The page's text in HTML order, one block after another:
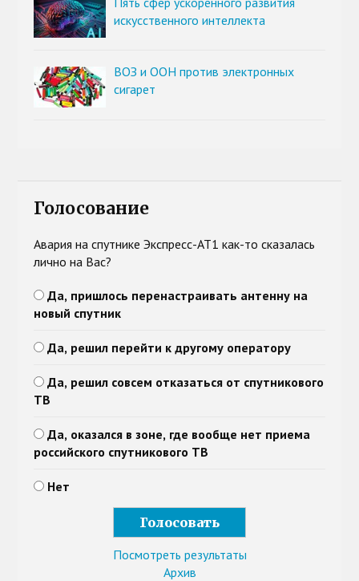
искусственного интеллекта
ВОЗ и ООН против электронных
сигарет
Голосование
Авария на спутнике Экспресс-АТ1 как-то сказалась
лично на Вас?
Да, пришлось перенастраивать антенну на
новый спутник
Да, решил перейти к другому оператору
Да, решил совсем отказаться от спутникового
ТВ
Да, оказался в зоне, где вообще нет приема
российского спутникового ТВ
Нет
Посмотреть результаты
Архив